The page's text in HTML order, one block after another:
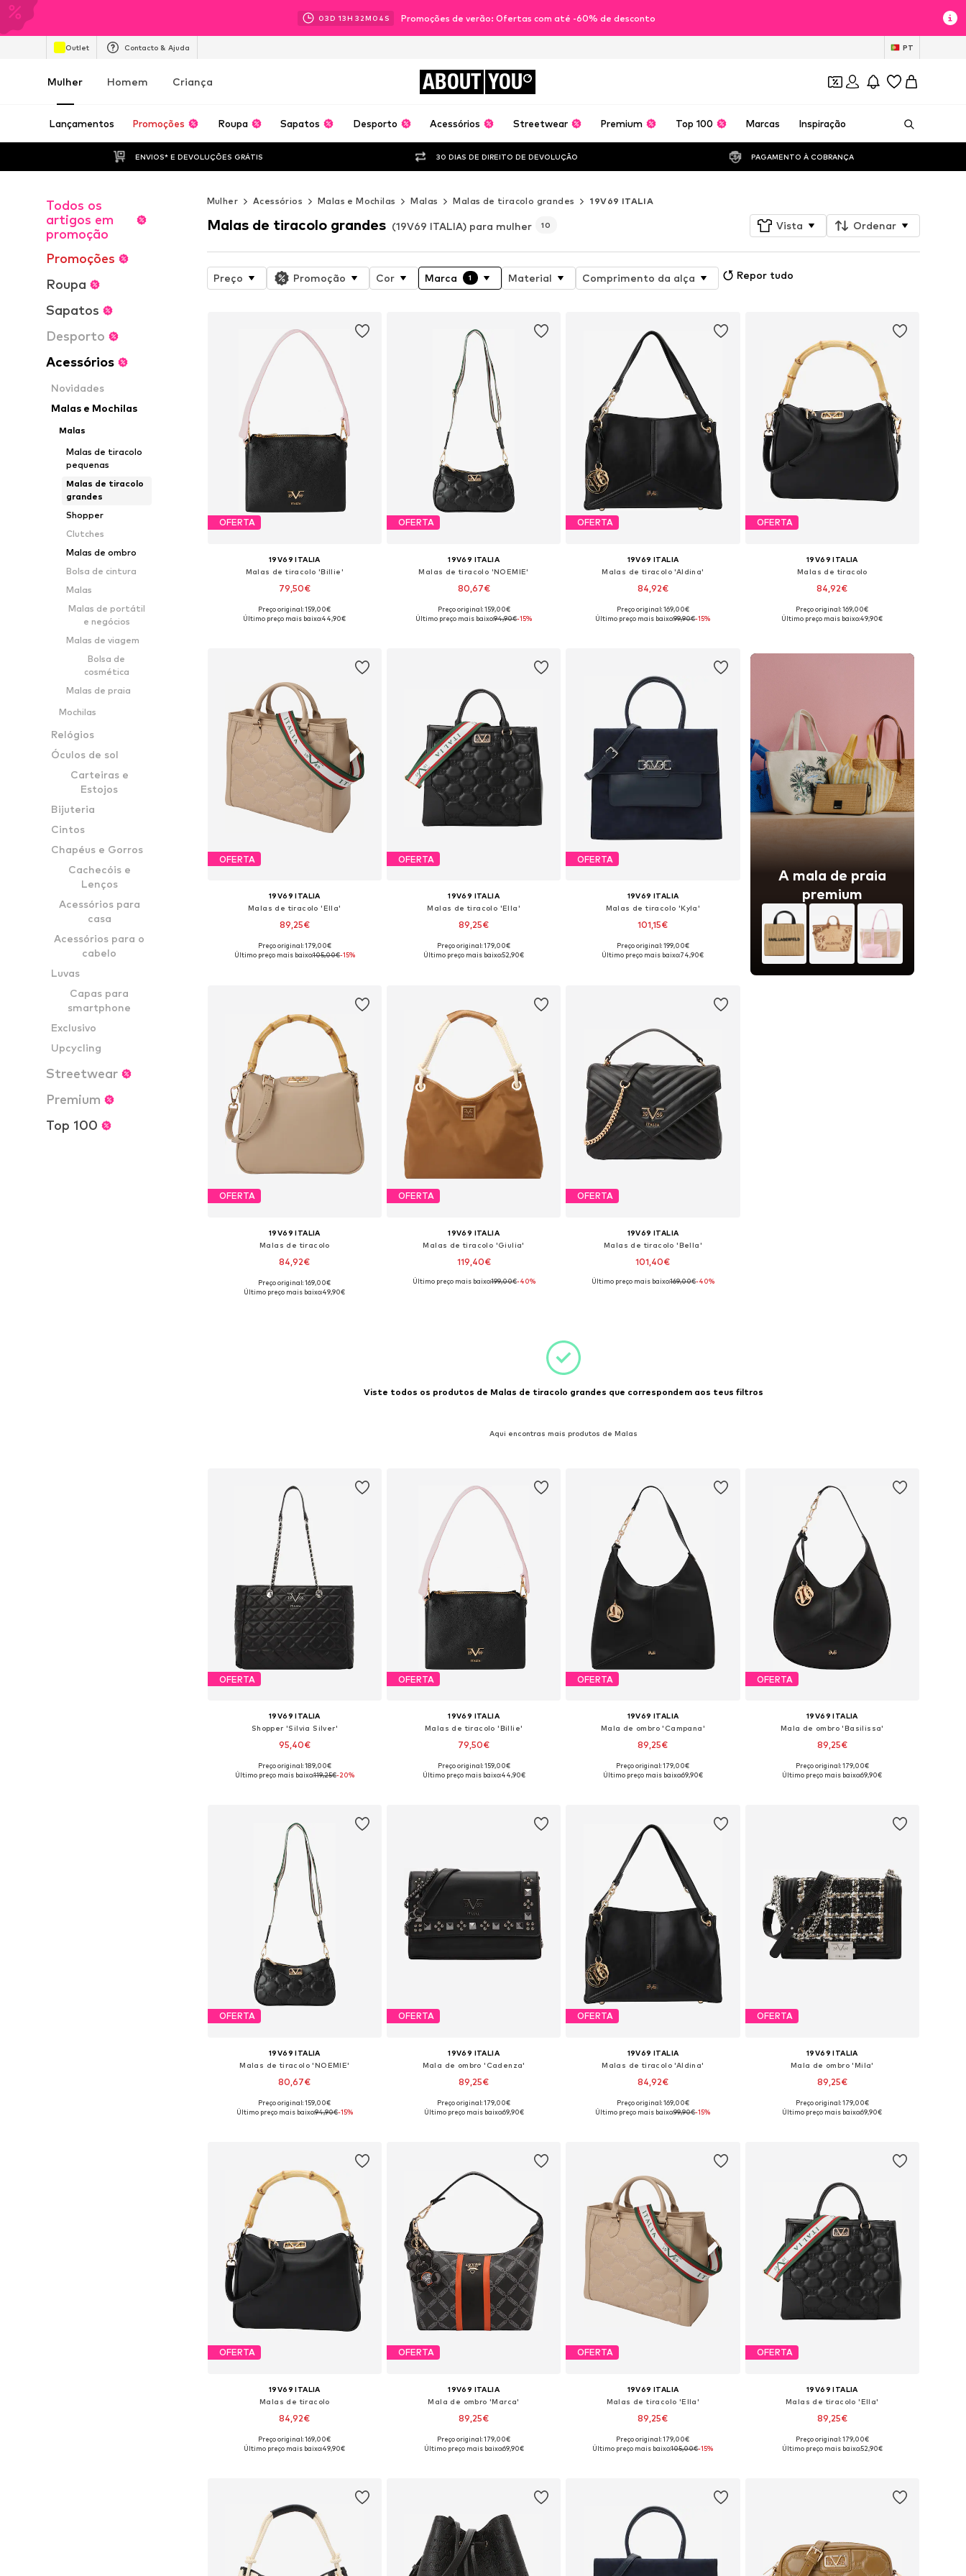
03D 13H 32M 03 S Promoções de verão: Ofertas com até -60% de desconto
Outlet Contacto & Ajuda PT
Mulher Homem Criança ABOUT YOU
Lançamentos Promoções Roupa Sapatos Desporto Acessórios Streetwear Premium Top 100 Marcas Inspiração
ENVIOS* E DEVOLUÇÕES GRÁTIS 30 DIAS DE DIREITO DE DEVOLUÇÃO PAGAMENTO À COBRANÇA
Todos os
artigos em
promoção
Promoções
Roupa
Sapatos
Desporto
Acessórios
Novidades
Malas e Mochilas
Malas
Malas de tiracolo
pequenas
Malas de tiracolo
grandes
Shopper
Clutches
Malas de ombro
Bolsa de cintura
Malas
Malas de portátil
e negócios
Malas de viagem
Bolsa de
cosmética
Malas de praia
Mochilas
Relógios
Óculos de sol
Carteiras e
Estojos
Bijuteria
Cintos
Chapéus e Gorros
Cachecóis e
Lenços
Acessórios para
casa
Acessórios para o
cabelo
Luvas
Capas para
smartphone
Exclusivo
Upcycling
Streetwear
Premium
Top 100
Mulher Acessórios Malas e Mochilas Malas Malas de tiracolo grandes 19V69 ITALIA
Malas de tiracolo grandes (19V69 ITALIA) para mulher 10 Vista Ordenar
Preço Promoção Cor Marca 1 Material Comprimento da alça Repor tudo
OFERTA
19V69 ITALIA
Malas de tiracolo 'Billie'
79,50€
Tamanhos disponíveis: One Size
Preço original: 159,00€
Último preço mais baixo:44,90€
OFERTA
19V69 ITALIA
Malas de tiracolo 'NOEMIE'
80,67€
Tamanhos disponíveis: One Size
Preço original: 159,00€
Último preço mais baixo:94,90€-15%
OFERTA
19V69 ITALIA
Malas de tiracolo 'Aldina'
84,92€
Tamanhos disponíveis: One Size
Preço original: 169,00€
Último preço mais baixo:99,90€-15%
OFERTA
19V69 ITALIA
Malas de tiracolo
84,92€
Tamanhos disponíveis: One Size
Preço original: 169,00€
Último preço mais baixo:49,90€
OFERTA
19V69 ITALIA
Malas de tiracolo 'Ella'
89,25€
Tamanhos disponíveis: One Size
Preço original: 179,00€
Último preço mais baixo:105,00€-15%
OFERTA
19V69 ITALIA
Malas de tiracolo 'Ella'
89,25€
Tamanhos disponíveis: One Size
Preço original: 179,00€
Último preço mais baixo:52,90€
OFERTA
19V69 ITALIA
Malas de tiracolo 'Kyla'
101,15€
Tamanhos disponíveis: One Size
Preço original: 199,00€
Último preço mais baixo:74,90€
A mala de praia
premium
OFERTA
19V69 ITALIA
Malas de tiracolo
84,92€
Tamanhos disponíveis: One Size
Preço original: 169,00€
Último preço mais baixo:49,90€
OFERTA
19V69 ITALIA
Malas de tiracolo 'Giulia'
119,40€
Tamanhos disponíveis: One Size
Último preço mais baixo:199,00€-40%
OFERTA
19V69 ITALIA
Malas de tiracolo 'Bella'
101,40€
Tamanhos disponíveis: One Size
Último preço mais baixo:169,00€-40%
Viste todos os produtos de Malas de tiracolo grandes que correspondem aos teus filtros
Aqui encontras mais produtos de Malas
OFERTA
19V69 ITALIA
Shopper 'Silvia Silver'
95,40€
Tamanhos disponíveis: One Size
Preço original: 189,00€
Último preço mais baixo:119,25€-20%
OFERTA
19V69 ITALIA
Malas de tiracolo 'Billie'
79,50€
Tamanhos disponíveis: One Size
Preço original: 159,00€
Último preço mais baixo:44,90€
OFERTA
19V69 ITALIA
Mala de ombro 'Campana'
89,25€
Tamanhos disponíveis: One Size
Preço original: 179,00€
Último preço mais baixo:69,90€
OFERTA
19V69 ITALIA
Mala de ombro 'Basilissa'
89,25€
Tamanhos disponíveis: One Size
Preço original: 179,00€
Último preço mais baixo:69,90€
OFERTA
19V69 ITALIA
Malas de tiracolo 'NOEMIE'
80,67€
Tamanhos disponíveis: One Size
Preço original: 159,00€
Último preço mais baixo:94,90€-15%
OFERTA
19V69 ITALIA
Mala de ombro 'Cadenza'
89,25€
Tamanhos disponíveis: One Size
Preço original: 179,00€
Último preço mais baixo:69,90€
OFERTA
19V69 ITALIA
Malas de tiracolo 'Aldina'
84,92€
Tamanhos disponíveis: One Size
Preço original: 169,00€
Último preço mais baixo:99,90€-15%
OFERTA
19V69 ITALIA
Mala de ombro 'Mila'
89,25€
Tamanhos disponíveis: One Size
Preço original: 179,00€
Último preço mais baixo:69,90€
OFERTA
19V69 ITALIA
Malas de tiracolo
84,92€
Tamanhos disponíveis: One Size
Preço original: 169,00€
Último preço mais baixo:49,90€
OFERTA
19V69 ITALIA
Mala de ombro 'Marca'
89,25€
Tamanhos disponíveis: One Size
Preço original: 179,00€
Último preço mais baixo:69,90€
OFERTA
19V69 ITALIA
Malas de tiracolo 'Ella'
89,25€
Tamanhos disponíveis: One Size
Preço original: 179,00€
Último preço mais baixo:105,00€-15%
OFERTA
19V69 ITALIA
Malas de tiracolo 'Ella'
89,25€
Tamanhos disponíveis: One Size
Preço original: 179,00€
Último preço mais baixo:52,90€